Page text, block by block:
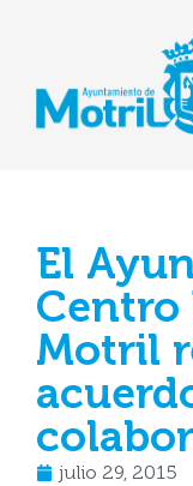
El
Centro
Motril
julio 29, 2015